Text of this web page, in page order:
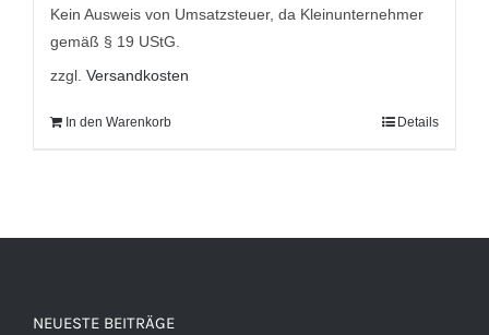
9,95 €
5,95 €.
Kein Ausweis von Umsatzsteuer, da Kleinunternehmer
gemäß § 19 UStG.
zzgl. Versandkosten
In den Warenkorb Details
NEUESTE BEITRÄGE